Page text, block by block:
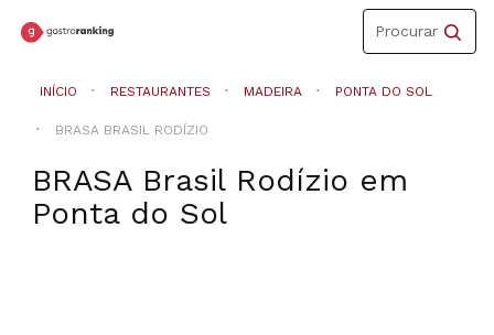
Toggle
navigation
Procurar
INÍCIO RESTAURANTES MADEIRA PONTA DO SOL
BRASA BRASIL RODÍZIO
BRASA Brasil Rodízio em
Ponta do Sol